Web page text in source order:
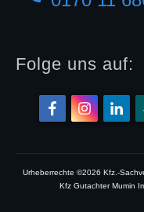
Folge uns auf:
Urheberrechte ©2026 Kfz.-
Kfz Gutachter Mumin